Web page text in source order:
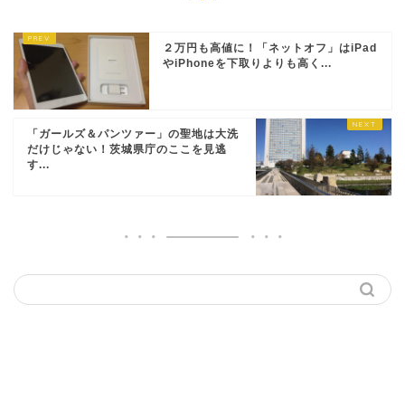
２万円も高値に！「ネットオフ」はiPad
やiPhoneを下取りよりも高く...
「ガールズ＆パンツァー」の聖地は大洗
だけじゃない！茨城県庁のここを見逃
す...